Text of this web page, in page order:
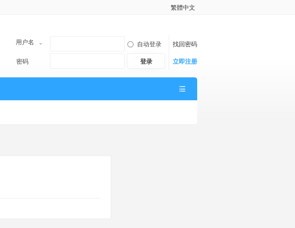
繁體中文
用户名 自动登录
找回密码
密码
登录 立即注册